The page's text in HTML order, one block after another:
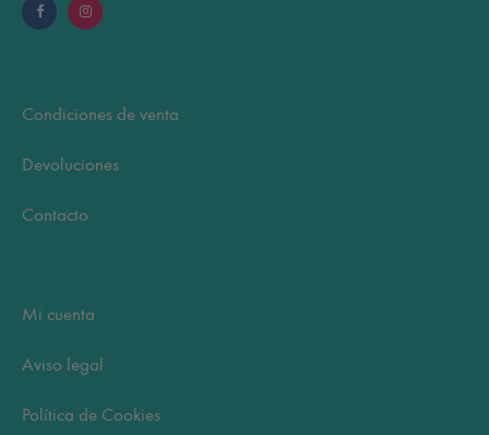
Condiciones de venta
Devoluciones
Contacto
Mi cuenta
Aviso legal
Política de Cookies